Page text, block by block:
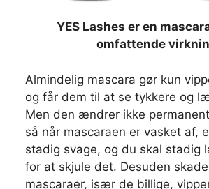
YES Lashes er en
omfattende
Almindelig mascara gør kun
og får dem til at se tykkere og
Men den ændrer ikke
så når mascaraen er vasket af,
stadig svage, og du skal stadig
for at skjule det. Desuden
mascaraer, især de billige,